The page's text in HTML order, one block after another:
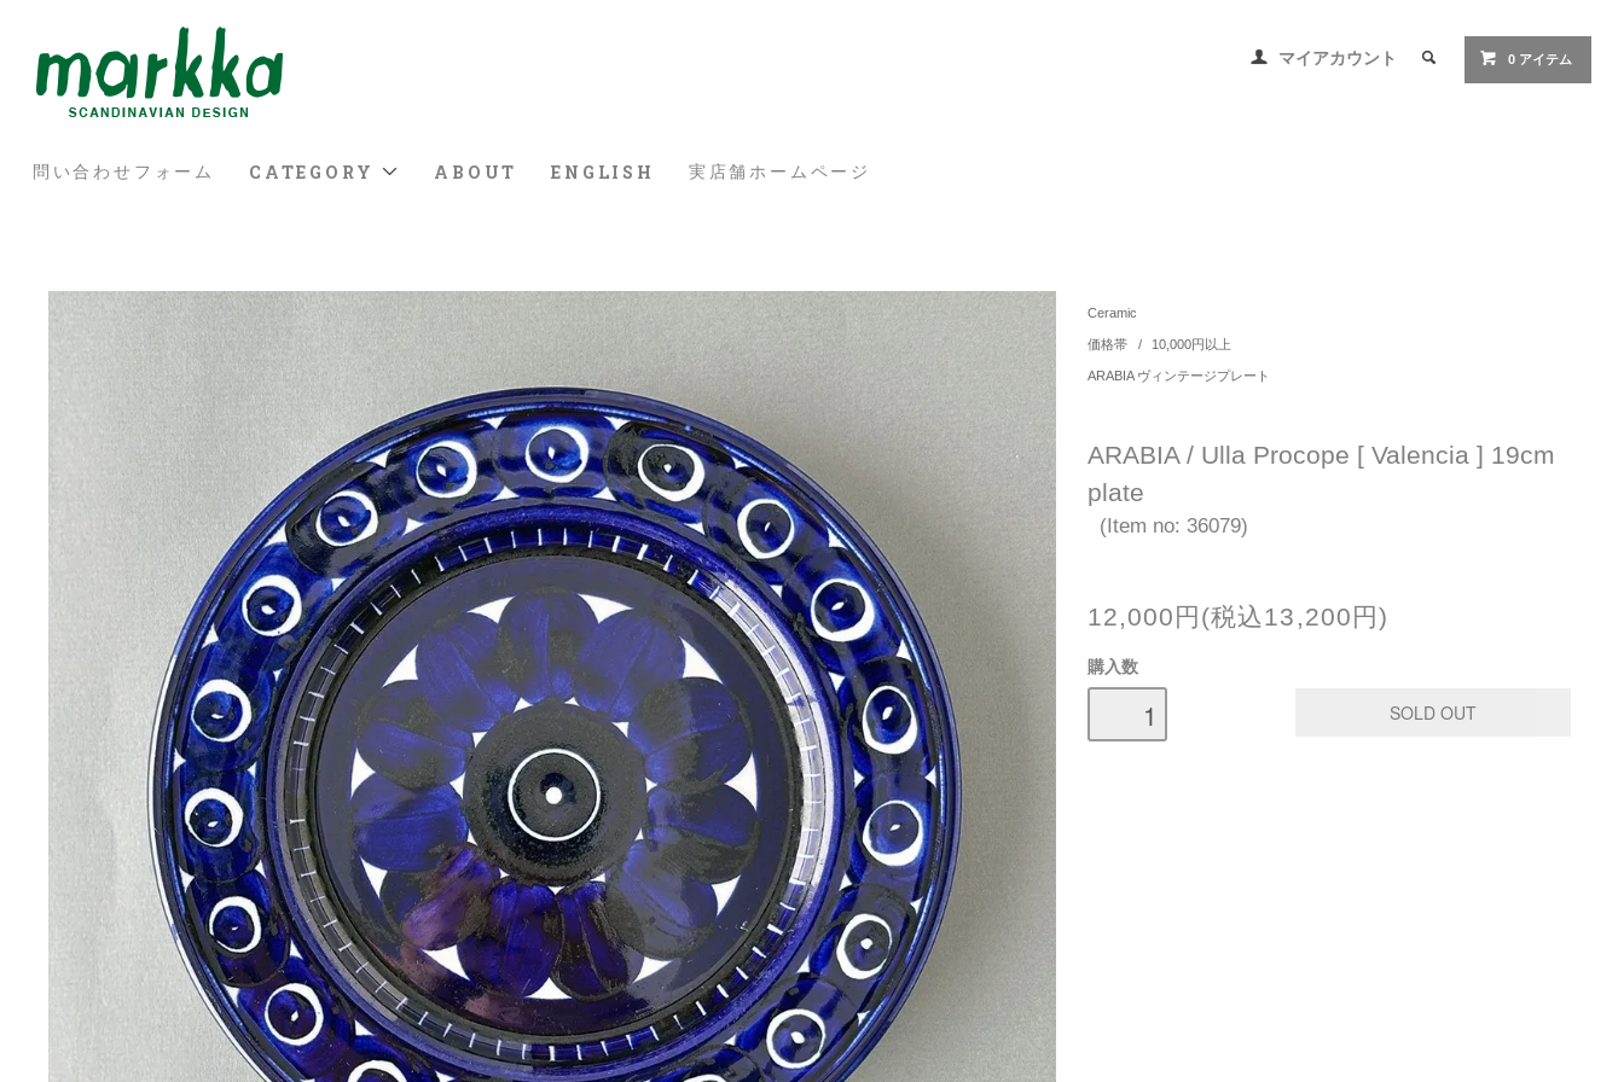
マイアカウント 0 アイテム
問い合わせフォーム CATEGORY ABOUT ENGLISH 実店舗ホームページ
Ceramic
価格帯 / 10,000円以上
ARABIA ヴィンテージプレート
ARABIA / Ulla Procope [ Valencia ] 19cm
plate
(Item no: 36079)
12,000円(税込13,200円)
購入数